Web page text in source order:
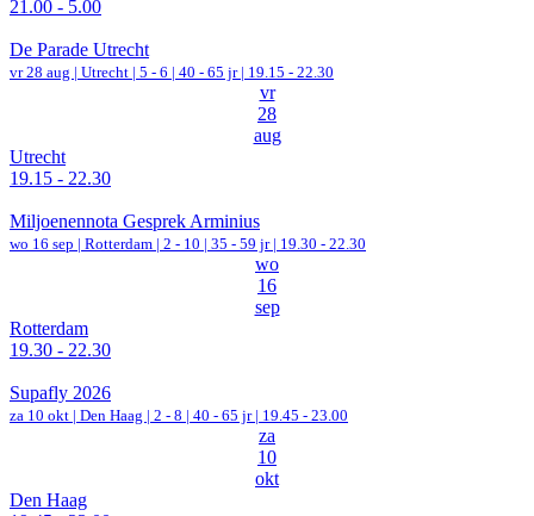
21.00 - 5.00
De Parade Utrecht
vr 28 aug | Utrecht | 5 - 6 | 40 - 65 jr | 19.15 - 22.30
vr
28
aug
Utrecht
19.15 - 22.30
Miljoenennota Gesprek Arminius
wo 16 sep | Rotterdam | 2 - 10 | 35 - 59 jr | 19.30 - 22.30
wo
16
sep
Rotterdam
19.30 - 22.30
Supafly 2026
za 10 okt | Den Haag | 2 - 8 | 40 - 65 jr | 19.45 - 23.00
za
10
okt
Den Haag